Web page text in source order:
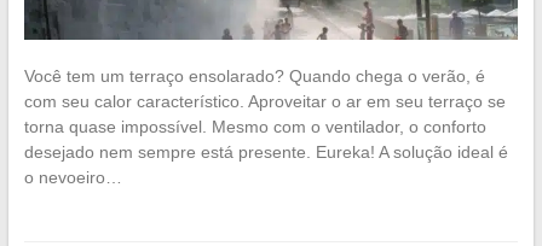
Você tem um terraço ensolarado? Quando chega o verão, é
com seu calor característico. Aproveitar o ar em seu terraço se
torna quase impossível. Mesmo com o ventilador, o conforto
desejado nem sempre está presente. Eureka! A solução ideal é
o nevoeiro…